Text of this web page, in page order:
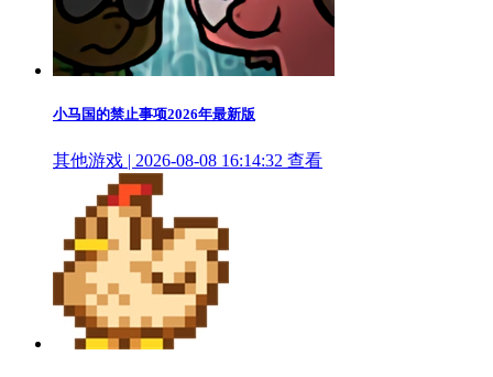
小马国的禁止事项2026年最新版
其他游戏 | 2026-08-08 16:14:32 查看